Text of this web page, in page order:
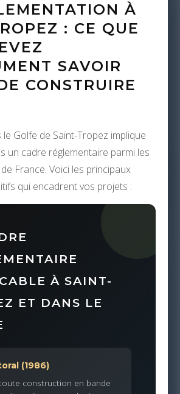
À
: CE QUE
SAVOIR
CONSTRUIRE
Golfe de Saint-Tropez implique
un cadre réglementaire parmi les
France. Voici les principaux
qui encadrent vos projets :
À SAINT-
ET DANS LE
(1986)
construction en bande